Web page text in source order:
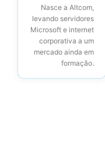
Nasce a Altcom,
levando servidores
Microsoft e internet
corporativa a um
mercado ainda em
formação.